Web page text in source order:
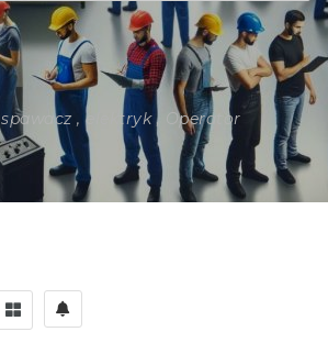
spawacz , elektryk , Operator